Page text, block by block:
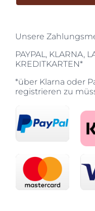
Unsere
PAYPAL, KLARNA,
KREDITKARTEN*
*über Klarna oder
registrieren zu